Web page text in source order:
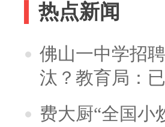
热点新闻
佛山一中学招
汰？教育局：
费大厨“全国小